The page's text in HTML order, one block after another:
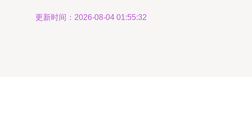
更新时间：2026-08-04 01:55:32